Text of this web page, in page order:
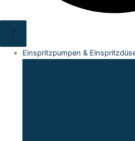
Einspritzpumpen &